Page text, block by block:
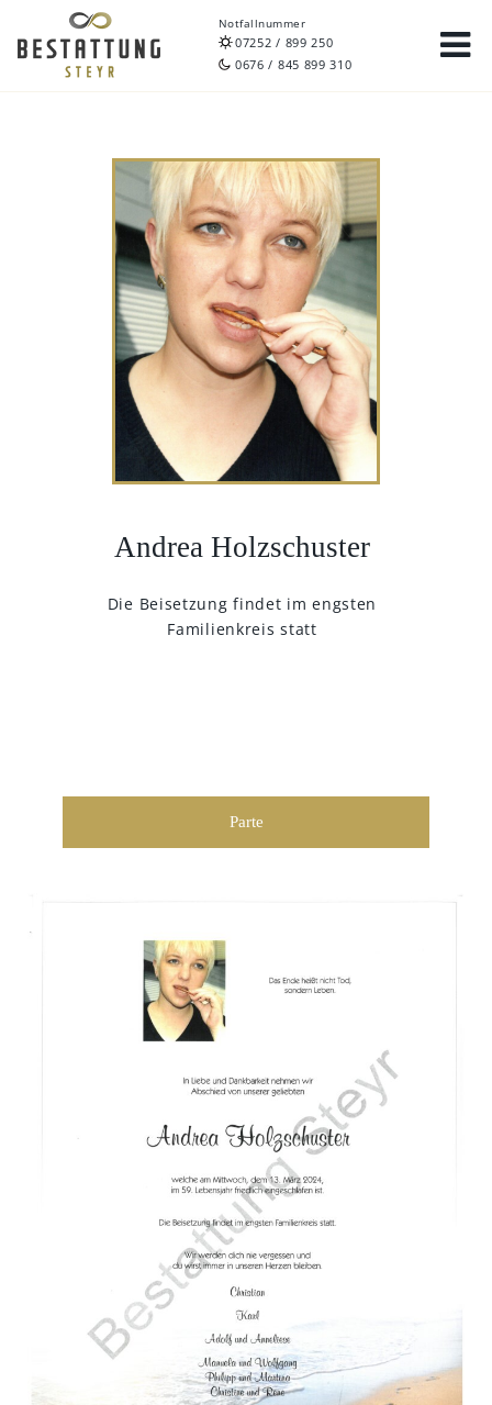
Notfallnummer
07252 / 899 250
0676 / 845 899 310
Andrea Holzschuster
Die Beisetzung findet im engsten
Familienkreis statt
Parte